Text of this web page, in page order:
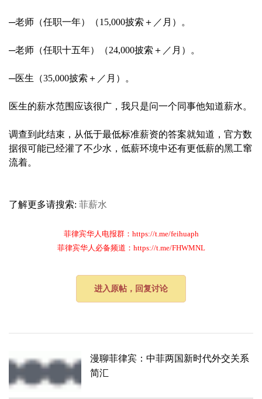
─老师（任职一年）（15,000披索＋／月）。
─老师（任职十五年）（24,000披索＋／月）。
─医生（35,000披索＋／月）。
医生的薪水范围应该很广，我只是问一个同事他知道薪水。
调查到此结束，从低于最低标准薪资的答案就知道，官方数
据很可能已经灌了不少水，低薪环境中还有更低薪的黑工窜
流着。
了解更多请搜索: 菲薪水
菲律宾华人电报群：https://t.me/feihuaph
菲律宾华人必备频道：https://t.me/FHWMNL
进入原帖，回复讨论
漫聊菲律宾：中菲两国新时代外交关系
简汇